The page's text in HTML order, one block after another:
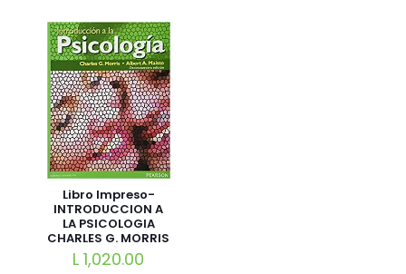
Libro Impreso-
INTRODUCCION A
LA PSICOLOGIA
CHARLES G. MORRIS
L 1,020.00